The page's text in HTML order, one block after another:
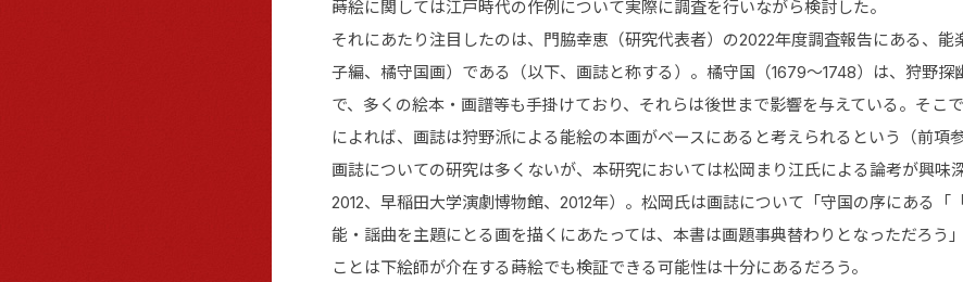
蒔絵に関しては江戸時代の作例について実際に調査を行いながら検討した。
それにあたり注目したのは、門脇幸恵（研究代表者）の2022年度調査報告にある、
子編、橘守国画）である（以下、画誌と称する）。橘守国（1679～1748）は、狩野
で、多くの絵本・画譜等も手掛けており、それらは後世まで影響を与えている。そこ
によれば、画誌は狩野派による能絵の本画がベースにあると考えられるという（前項参
画誌についての研究は多くないが、本研究においては松岡まり江氏による論考が興味
2012、早稲田大学演劇博物館、2012年）。松岡氏は画誌について「守国の序にある
能・謡曲を主題にとる画を描くにあたっては、本書は画題事典替わりとなっただろう
ことは下絵師が介在する蒔絵でも検証できる可能性は十分にあるだろう。